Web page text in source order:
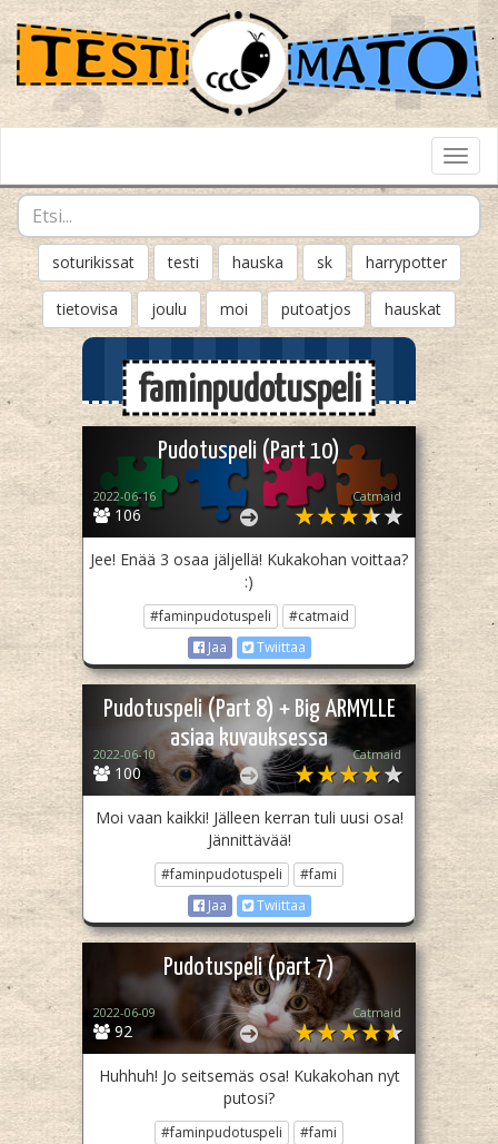
soturikissat testi hauska sk harrypotter
tietovisa joulu moi putoatjos hauskat
faminpudotuspeli
Pudotuspeli (Part 10)
106
2022-06-16 Catmaid
Jee! Enää 3 osaa jäljellä! Kukakohan voittaa?
:)
#faminpudotuspeli
#catmaid
Jaa
Twiittaa
Pudotuspeli (Part 8) + Big ARMYLLE
asiaa kuvauksessa
100
2022-06-10 Catmaid
Moi vaan kaikki! Jälleen kerran tuli uusi osa!
Jännittävää!
#faminpudotuspeli
#fami
Jaa
Twiittaa
Pudotuspeli (part 7)
92
2022-06-09 Catmaid
Huhhuh! Jo seitsemäs osa! Kukakohan nyt
putosi?
#faminpudotuspeli
#fami